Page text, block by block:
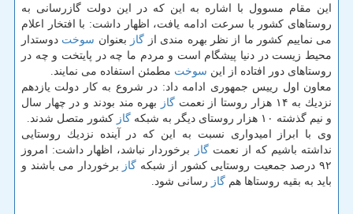
این مقام مسوول با اشاره به این كه در این دولت گازرسانی به
روستاهای كشور با سرعت ادامه یافت، اظهار داشت: با افتخار اعلام
می نماییم كشور ما از نظر بهره مندی از گاز بعنوان سوخت دوستدار
محیط زیست در دنیا پیشگام است و مردم ما چه در پایتخت و چه در
روستاهای دور افتاده از این سوخت مطمئن استفاده می نمایند.
معاون اول رییس جمهوری ادامه داد: در شروع به كار دولت یازدهم
نزدیك به ۱۴ هزار روستا از نعمت
گاز
بهره مند بودند و در چهار سال
و نیم گذشته ۱۰ هزار روستای دیگر به شبكه
گاز كشور متصل شدند.
وی با ابراز امیدواری نسبت به این كه در آینده نزدیك روستایی
نداشته باشیم كه از نعمتگاز
برخوردار نباشد، اظهار داشت: امروز
۹۲ درصد جمعیت روستایی كشور از شبكه
گاز برخوردار می باشند و
باید به بقیه روستاها هم گاز رسانی شود.